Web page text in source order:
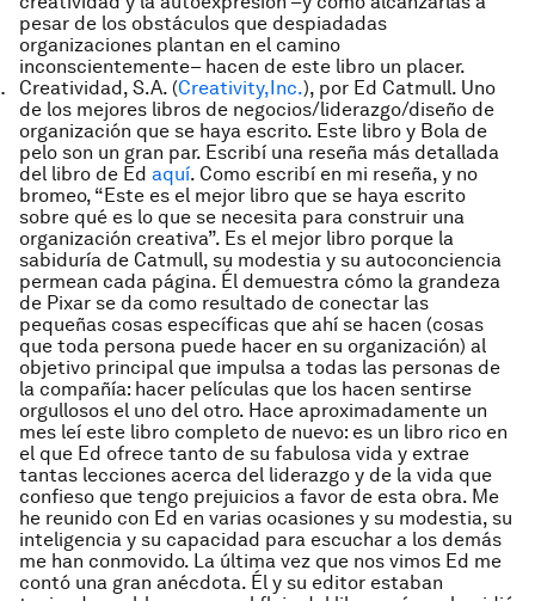
pesar de los obstáculos que despiadadas
organizaciones plantan en el camino
inconscientemente– hacen de este libro un placer.
Creatividad, S.A. (Creativity,Inc.), por Ed Catmull. Uno
de los mejores libros de negocios/liderazgo/diseño de
organización que se haya escrito. Este libro y Bola de
pelo son un gran par. Escribí una reseña más detallada
del libro de Ed aquí. Como escribí en mi reseña, y no
bromeo, “Este es el mejor libro que se haya escrito
sobre qué es lo que se necesita para construir una
organización creativa”. Es el mejor libro porque la
sabiduría de Catmull, su modestia y su autoconciencia
permean cada página. Él demuestra cómo la grandeza
de Pixar se da como resultado de conectar las
pequeñas cosas específicas que ahí se hacen (cosas
que toda persona puede hacer en su organización) al
objetivo principal que impulsa a todas las personas de
la compañía: hacer películas que los hacen sentirse
orgullosos el uno del otro. Hace aproximadamente un
mes leí este libro completo de nuevo: es un libro rico en
el que Ed ofrece tanto de su fabulosa vida y extrae
tantas lecciones acerca del liderazgo y de la vida que
confieso que tengo prejuicios a favor de esta obra. Me
he reunido con Ed en varias ocasiones y su modestia, su
inteligencia y su capacidad para escuchar a los demás
me han conmovido. La última vez que nos vimos Ed me
contó una gran anécdota. Él y su editor estaban